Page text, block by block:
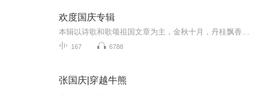
欢度国庆专辑
167 6788
张国庆|穿越牛熊